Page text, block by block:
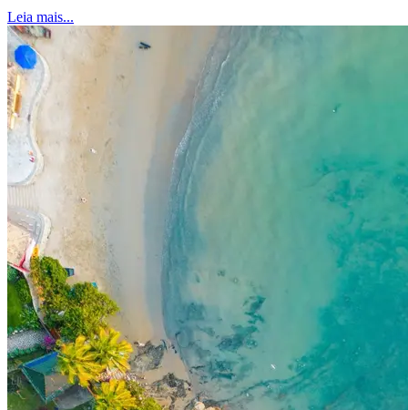
Leia mais...